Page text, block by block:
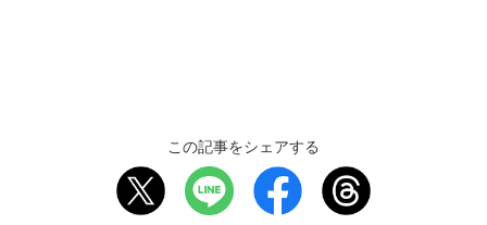
この記事をシェアする